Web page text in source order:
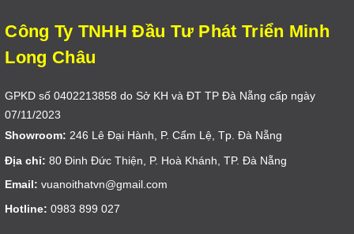
Công Ty TNHH Đầu Tư Phát Triển Minh
Long Châu
GPKD số 0402213858 do Sở KH và ĐT TP Đà Nẵng cấp ngày
07/11/2023
Showroom: 246 Lê Đại Hành, P. Cẩm Lệ, Tp. Đà Nẵng
Địa chỉ: 80 Đinh Đức Thiện, P. Hoà Khánh, TP. Đà Nẵng
Email: vuanoithatvn@gmail.com
Hotline: 0983 899 027